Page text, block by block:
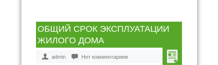
ОБЩИЙ СРОК ЭКСПЛУАТАЦИИ
ЖИЛОГО ДОМА
admin Нет комментариев